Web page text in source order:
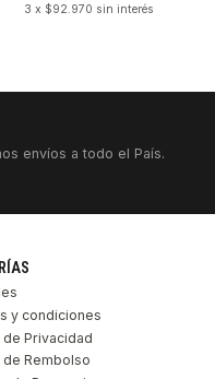
3 x $92.970 sin interés
envíos a todo el País.
y condiciones
Privacidad
de Rembolso